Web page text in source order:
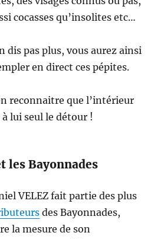
cocasses qu’insolites etc…
dis pas plus, vous aurez ainsi
en direct ces pépites.
reconnaitre que l’intérieur
lui seul le détour !
les Bayonnades
VELEZ fait partie des plus
des Bayonnades,
la mesure de son